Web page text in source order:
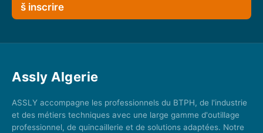
š inscrire
Assly Algerie
ASSLY accompagne les professionnels du BTPH, de l'industrie
et des métiers techniques avec une large gamme d'outillage
professionnel, de quincaillerie et de solutions adaptées. Notre